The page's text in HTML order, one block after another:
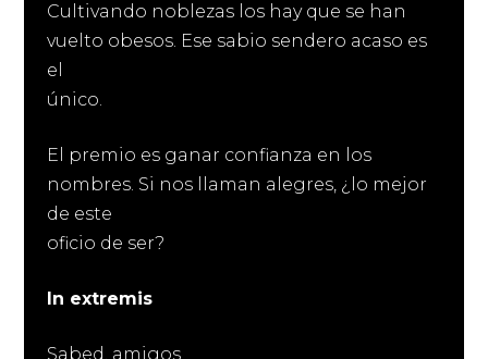
Cultivando noblezas los hay que se han
vuelto obesos. Ese sabio sendero acaso es
el
único.
El premio es ganar confianza en los
nombres. Si nos llaman alegres, ¿lo mejor
de este
oficio de ser?
In extremis
Sabed, amigos